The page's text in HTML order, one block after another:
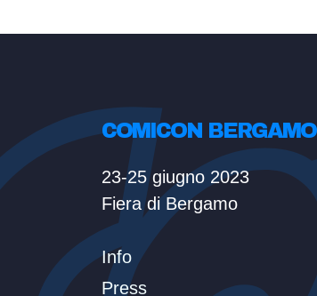
COMICON BERGAMO
23-25 giugno 2023
Fiera di Bergamo
Info
Press